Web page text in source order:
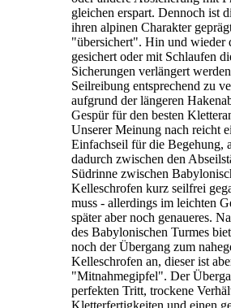
gleichen erspart. Dennoch ist
ihren alpinen Charakter
"übersichert". Hin und wieder
gesichert oder mit Schlaufen
Sicherungen verlängert
Seilreibung entsprechend zu
aufgrund der längeren
Gespür für den besten
Unserer Meinung nach reicht
Einfachseil für die Begehung,
dadurch zwischen den
Südrinne zwischen
Kelleschrofen kurz seilfrei
muss - allerdings im leichten
später aber noch genaueres.
des Babylonischen Turmes
noch der Übergang zum
Kelleschrofen an, dieser ist
"Mitnahmegipfel". Der
perfekten Tritt, trockene
Kletterfertigkeiten und einen